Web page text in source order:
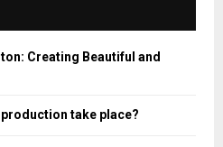
Creating Beautiful and
take place?